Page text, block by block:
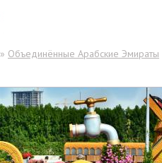
» Объединённые Арабские Эмираты